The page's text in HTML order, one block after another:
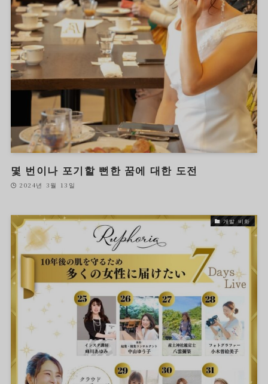
몇 번이나 포기할 뻔한 꿈에 대한 도전
2024년 3월 13일
개발 비화